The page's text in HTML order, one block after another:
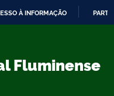
À INFORMAÇÃO
Fluminense